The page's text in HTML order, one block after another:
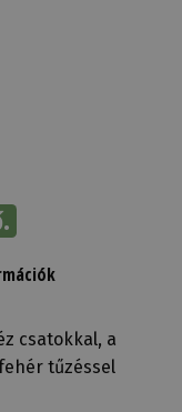
csatokkal, a
tűzéssel